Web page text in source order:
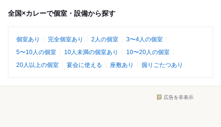
全国×カレーで個室・設備から探す
個室あり 完全個室あり 2人の個室
3〜4人の個室
5〜10人の個室
10人未満の個室あり
10〜20人の個室
20人以上の個室
宴会に使える 座敷あり 掘りごたつあり
広告を非表示